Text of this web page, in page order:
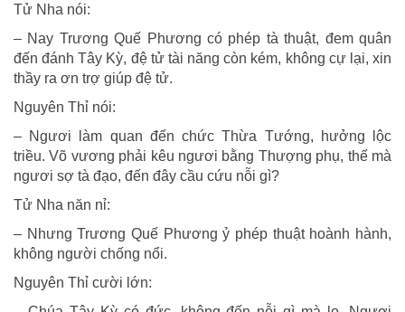
Tử Nha nói:
– Nay Trương Quế Phương có phép tà thuật, đem quân
đến đánh Tây Kỳ, đệ tử tài năng còn kém, không cự lại, xin
thầy ra ơn trợ giúp đệ tử.
Nguyên Thỉ nói:
– Ngươi làm quan đến chức Thừa Tướng, hưởng lộc
triều. Võ vương phải kêu ngươi bằng Thượng phụ, thế mà
ngươi sợ tà đạo, đến đây cầu cứu nỗi gì?
Tử Nha năn nỉ:
– Nhưng Trương Quế Phương ỷ phép thuật hoành hành,
không người chống nổi.
Nguyên Thỉ cười lớn: